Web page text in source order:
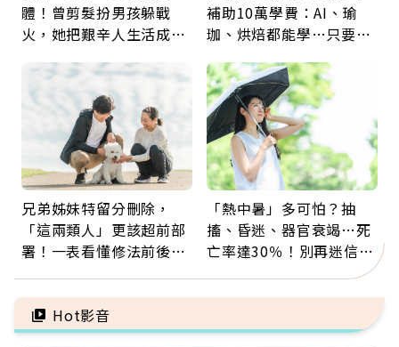
體！曾剪髮扮男孩躲戰
火，她把艱辛人生活成風
福
補助10萬學費：AI、瑜
珈、烘焙都能學…只要願
兄弟姊妹特留分刪除，
「這兩類人」更該超前部
署！一表看懂修法前後差
更多
「熱中暑」多可怕？抽
搐、昏迷、器官衰竭…死
亡率達30％！別再迷信
「擦酒精、吃退燒藥」，
5招才能真救命
Hot影音